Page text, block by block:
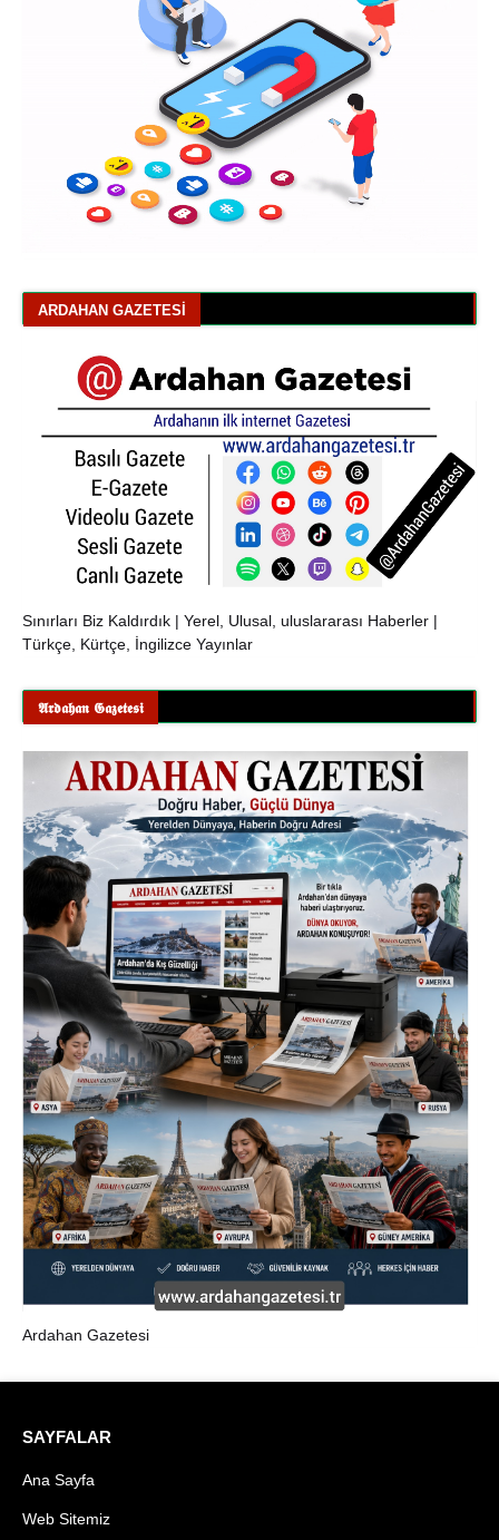
ARDAHAN GAZETESI
Sınırları Biz Kaldırdık | Yerel, Ulusal, uluslararası Haberler |
Türkçe, Kürtçe, İngilizce Yayınlar
𝕬𝖗𝖉𝖆𝖍𝖆𝖓 𝕲𝖆𝖟𝖊𝖙𝖊𝖘𝖎
Ardahan Gazetesi
SAYFALAR
Ana Sayfa
Web Sitemiz